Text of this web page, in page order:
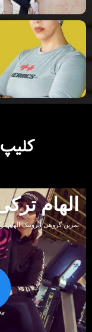
الهام
تمرین گروهی ایروبیک الهام